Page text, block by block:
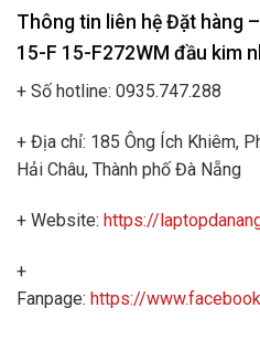
Thông tin liên hệ Đặt hàng
15-F 15-F272WM đầu kim
+ Số hotline: 0935.747.288
+ Địa chỉ: 185 Ông Ích Khiêm,
Hải Châu, Thành phố Đà Nẵng
+ Website: https://
+
Fanpage: https://